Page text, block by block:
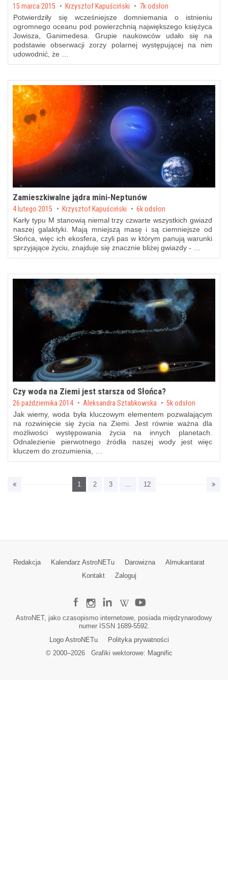
Posted on
15 marca 2015 by Krzysztof Kapuściński 7k odsłon
Potwierdziły się wcześniejsze domniemania o istnieniu
ogromnego oceanu pod powierzchnią największego księżyca
Jowisza, Ganimedesa. Grupie naukowców udało się na
podstawie obserwacji zorzy polarnej występującej na nim
udowodnić, że …
Zamieszkiwalne jądra mini-Neptunów
Posted on
4 lutego 2015 by Krzysztof Kapuściński 6k odsłon
Karły typu M stanowią niemal trzy czwarte wszystkich gwiazd
naszej galaktyki. Mają mniejszą masę i są ciemniejsze od
Słońca, więc ich ekosfera, czyli pas w którym panują warunki
sprzyjające życiu, znajduje się znacznie bliżej gwiazdy - …
Czy woda na Ziemi jest starsza od Słońca?
Posted on
26 października 2014 by Aleksandra Sztabkowska 5k odsłon
Jak wiemy, woda była kluczowym elementem pozwalającym
na rozwinięcie się życia na Ziemi. Jest równie ważna dla
możliwości występowania życia na innych planetach.
Odnalezienie pierwotnego źródła naszej wody jest więc
kluczem do zrozumienia, …
1 2 3 … 12
Redakcja Kalendarz AstroNETu Darowizna
Almukantarat
Kontakt
Zaloguj
AstroNET, jako czasopismo internetowe, posiada międzynarodowy
numer ISSN 1689-5592.
Logo AstroNETu
Polityka prywatności
© 2000–2026Grafiki wektorowe: Magnific